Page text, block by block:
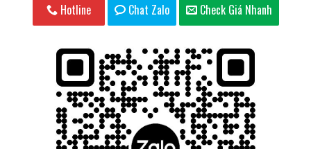
Hotline Chat Zalo Check Giá Nhanh